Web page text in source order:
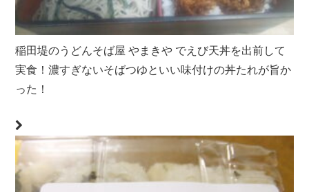
稲田堤のうどんそば屋 やまきや でえび天丼を出前して
実食！濃すぎないそばつゆといい味付けの丼たれが旨か
った！